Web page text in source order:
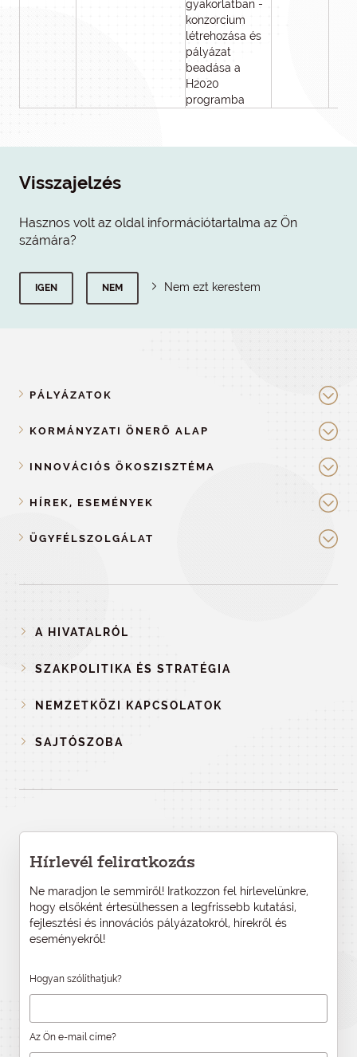
gyakorlatban -
konzorcium
létrehozása és
pályázat
beadása a
H2020
programba
Visszajelzés
Hasznos volt az oldal információtartalma az Ön
számára?
IGEN NEM Nem ezt kerestem
PÁLYÁZATOK
KORMÁNYZATI ÖNERŐ ALAP
INNOVÁCIÓS ÖKOSZISZTÉMA
HÍREK, ESEMÉNYEK
ÜGYFÉLSZOLGÁLAT
A HIVATALRÓL
SZAKPOLITIKA ÉS STRATÉGIA
NEMZETKÖZI KAPCSOLATOK
SAJTÓSZOBA
Hírlevél feliratkozás
Ne maradjon le semmiről! Iratkozzon fel hírlevelünkre,
hogy elsőként értesülhessen a legfrissebb kutatási,
fejlesztési és innovációs pályázatokról, hírekről és
eseményekről!
Hogyan szólíthatjuk?
Az Ön e-mail címe?